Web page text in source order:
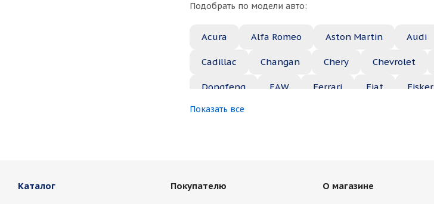
Подобрать по модели авто:
Acura Alfa Romeo Aston Martin Audi
Cadillac Changan Chery Chevrolet
Dongfeng FAW Ferrari Fiat Fisker
Great Wall
Nissan Opel Peugeot
Показать все
Каталог Покупателю О магазине